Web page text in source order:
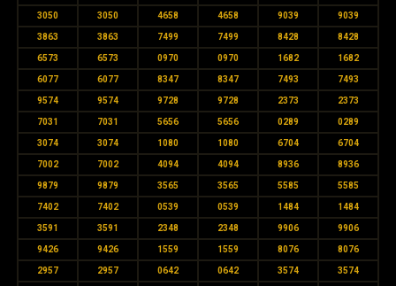
3050 3050 4658 4658 9039 9039
3863 3863 7499 7499 8428 8428
6573 6573 0970 0970 1682 1682
6077 6077 8347 8347 7493 7493
9574 9574 9728 9728 2373 2373
7031 7031 5656 5656 0289 0289
3074 3074 1080 1080 6704 6704
7002 7002 4094 4094 8936 8936
9879 9879 3565 3565 5585 5585
7402 7402 0539 0539 1484 1484
3591 3591 2348 2348 9906 9906
9426 9426 1559 1559 8076 8076
2957 2957 0642 0642 3574 3574